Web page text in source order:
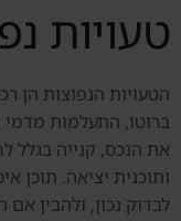
טעויות
הטעויות הנפוצות הן
ברוטו, התעלמות מדמי
את הנכס, קנייה בגלל
ותוכנית יציאה. תוכן
לבדוק נכון, ולהבין